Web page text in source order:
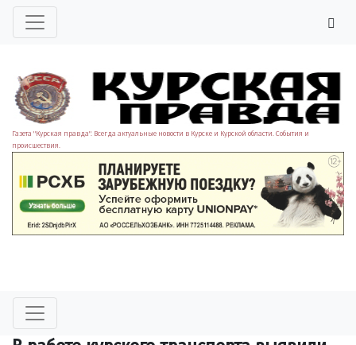
Газета "Курская правда". Всегда актуальные новости в Курске и Курской области. События и
происшествия.